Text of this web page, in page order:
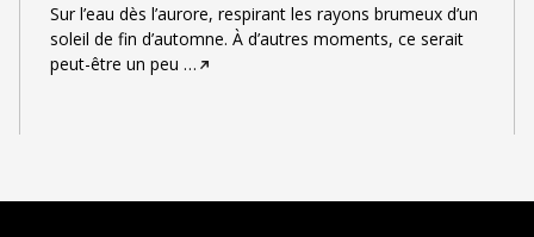
Sur l’eau dès l’aurore, respirant les rayons brumeux d’un
soleil de fin d’automne. À d’autres moments, ce serait
peut-être un peu …